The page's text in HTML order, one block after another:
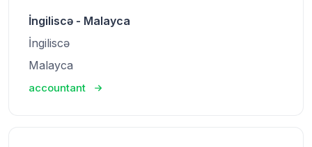
İngiliscə - Malayca
İngiliscə
Malayca
accountant